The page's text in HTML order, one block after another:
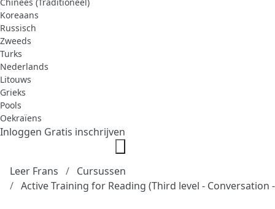
Koreaans
Russisch
Zweeds
Turks
Nederlands
Litouws
Grieks
Pools
Oekraïens
Inloggen Gratis inschrijven
Leer Frans
Cursussen
Active Training for Reading (Third level - Conversation